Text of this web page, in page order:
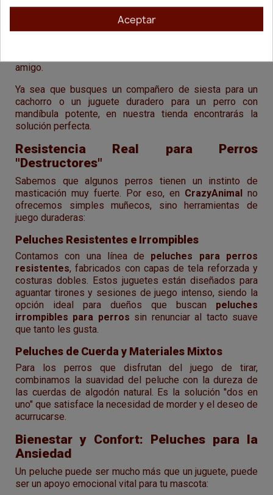
porque temen que duren segundos o que sean
CrazyAnimalhemos seleccionado una
gama depeluches para perrosque rompe con esos
amigo.
Ya sea que busques un compañero de siesta para un
cachorro o un juguete duradero para un perro con
mandíbula potente, en nuestra tienda encontrarás la
solución perfecta.
Resistencia Real para Perros
"Destructores"
Sabemos que algunos perros tienen un instinto de
masticación muy fuerte. Por eso, en CrazyAnimal
no
ofrecemos simples muñecos, sino herramientas de
juego duraderas:
Peluches Resistentes e Irrompibles
Contamos con una línea de peluches para perros
resistentes, fabricados con capas de tela reforzada y
costuras dobles. Estos juguetes están diseñados para
aguantar tirones y sesiones de juego intenso, siendo la
opción ideal para dueños que buscan peluches
irrompibles para perros sin renunciar al tacto suave
que tanto les gusta.
Peluches de Cuerda y Materiales Mixtos
Para los perros que disfrutan del juego de tirar,
combinamos la suavidad del peluche con la dureza de
las cuerdas de algodón natural. Es la solución "dos en
uno" que satisface la necesidad de morder y el deseo de
acurrucarse.
Bienestar y Confort: Peluches para la
Ansiedad
Un peluche puede ser mucho más que un juguete, puede
ser un apoyo emocional vital para tu mascota:
Aceptar